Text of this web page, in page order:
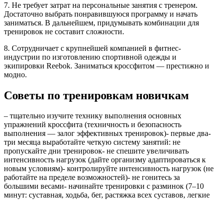
7. Не требует затрат на персональные занятия с тренером.
Достаточно выбрать понравившуюся программу и начать
заниматься. В дальнейшем, придумывать комбинации для
тренировок не составит сложности.
8. Сотрудничает с крупнейшей компанией в фитнес-
индустрии по изготовлению спортивной одежды и
экипировки Reebok. Заниматься кроссфитом — престижно и
модно.
Советы по тренировкам новичкам
– тщательно изучите технику выполнения основных
упражнений кроссфита (техничность и безопасность
выполнения — залог эффективных тренировок)- первые два-
три месяца выработайте четкую систему занятий: не
пропускайте дни тренировок- не спешите увеличивать
интенсивность нагрузок (дайте организму адаптироваться к
новым условиям)- контролируйте интенсивность нагрузок (не
работайте на пределе возможностей)- не гонитесь за
большими весами- начинайте тренировки с разминок (7–10
минут: суставная, ходьба, бег, растяжка всех суставов, легкие